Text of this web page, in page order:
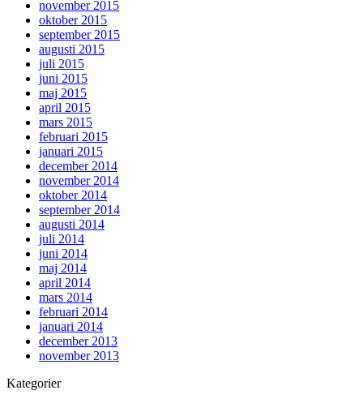
november 2015
oktober 2015
september 2015
augusti 2015
juli 2015
juni 2015
maj 2015
april 2015
mars 2015
februari 2015
januari 2015
december 2014
november 2014
oktober 2014
september 2014
augusti 2014
juli 2014
juni 2014
maj 2014
april 2014
mars 2014
februari 2014
januari 2014
december 2013
november 2013
Kategorier